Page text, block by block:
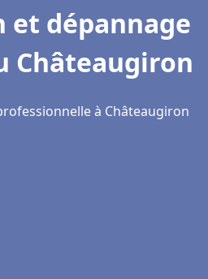
dépannage
Châteaugiron
à Châteaugiron